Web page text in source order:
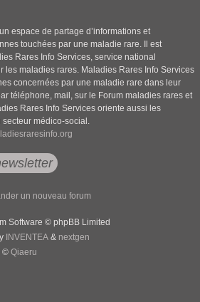
espace de partage d’informations et
touchées par une maladie rare. Il est
Rares Info Services, service national
les maladies rares. Maladies Rares Info Services
concernées par une maladie rare dans leur
téléphone, mail, sur le Forum maladies rares et
Rares Info Services oriente aussi les
médico-social.
un nouveau forum
Software © phpBB Limited
INVENTEA & nextgen
© Qiaeru